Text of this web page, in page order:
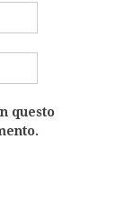
questo